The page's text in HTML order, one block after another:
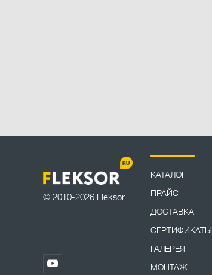
© 2010-2026 Fleksor
КАТАЛОГ
ПРАЙС
ДОСТАВКА
СЕРТИФИКАТЫ
ГАЛЕРЕЯ
МОНТАЖ